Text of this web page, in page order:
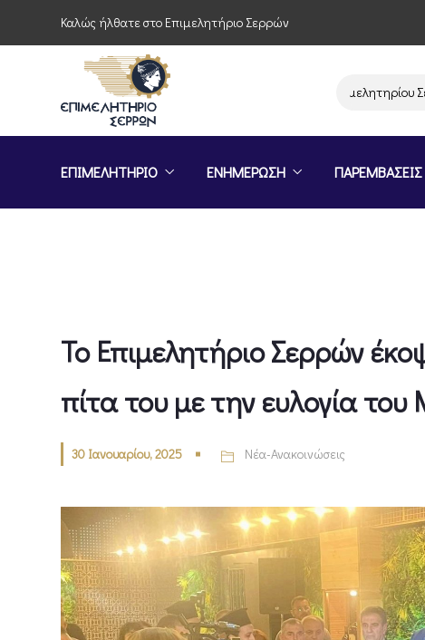
Καλώς ήλθατε στο Επιμελητήριο Σερρών
Παρέμβαση του Επιμελητηρίου
ΕΠΙΜΕΛΗΤΗΡΙΟ ΕΝΗΜΕΡΩΣΗ ΠΑΡΕΜΒΑΣΕΙΣ
Το Επιμελητήριο Σερρών
πίτα του με την ευλογία
30 Ιανουαρίου, 2025 Νέα-Ανακοινώσεις